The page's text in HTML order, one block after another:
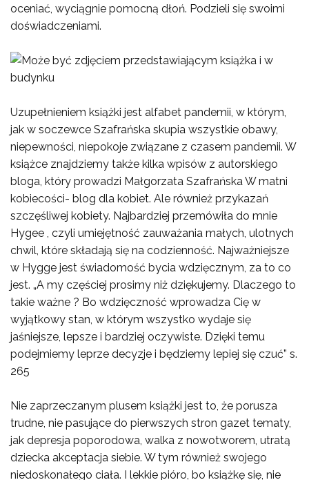
oceniać, wyciągnie pomocną dłoń. Podzieli się swoimi
doświadczeniami.
Uzupełnieniem książki jest alfabet pandemii, w którym,
jak w soczewce Szafrańska skupia wszystkie obawy,
niepewności, niepokoje związane z czasem pandemii. W
książce znajdziemy także kilka wpisów z autorskiego
bloga, który prowadzi Małgorzata Szafrańska W matni
kobiecości- blog dla kobiet. Ale również przykazań
szczęśliwej kobiety. Najbardziej przemówiła do mnie
Hygee , czyli umiejętność zauważania małych, ulotnych
chwil, które składają się na codzienność. Najważniejsze
w Hygge jest świadomość bycia wdzięcznym, za to co
jest. „A my częściej prosimy niż dziękujemy. Dlaczego to
takie ważne ? Bo wdzięczność wprowadza Cię w
wyjątkowy stan, w którym wszystko wydaje się
jaśniejsze, lepsze i bardziej oczywiste. Dzięki temu
podejmiemy leprze decyzje i będziemy lepiej się czuć” s.
265
Nie zaprzeczanym plusem książki jest to, że porusza
trudne, nie pasujące do pierwszych stron gazet tematy,
jak depresja poporodowa, walka z nowotworem, utratą
dziecka akceptacja siebie. W tym również swojego
niedoskonałego ciała. I lekkie pióro, bo książkę się, nie